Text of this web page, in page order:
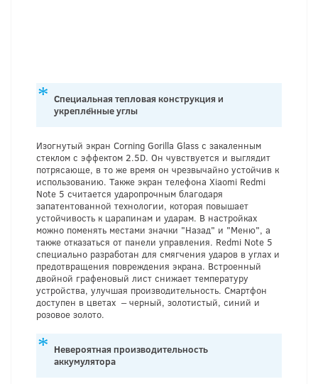
Специальная тепловая конструкция и
укреплённые углы
Изогнутый экран Corning Gorilla Glass с закаленным
стеклом с эффектом 2.5D. Он чувствуется и выглядит
потрясающе, в то же время он чрезвычайно устойчив к
использованию. Также экран телефона Xiaomi Redmi
Note 5 считается ударопрочным благодаря
запатентованной технологии, которая повышает
устойчивость к царапинам и ударам. В настройках
можно поменять местами значки "Назад" и "Меню", а
также отказаться от панели управления. Redmi Note 5
специально разработан для смягчения ударов в углах и
предотвращения повреждения экрана. Встроенный
двойной графеновый лист снижает температуру
устройства, улучшая производительность. Смартфон
доступен в цветах – черный, золотистый, синий и
розовое золото.
Невероятная производительность
аккумулятора